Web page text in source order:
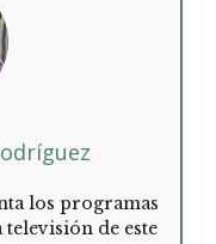
los programas
televisión de este